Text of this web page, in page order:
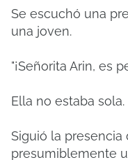
Se escuchó una
una joven.
"¡Señorita Arin, es
Ella no estaba sola.
Siguió la presencia
presumiblemente